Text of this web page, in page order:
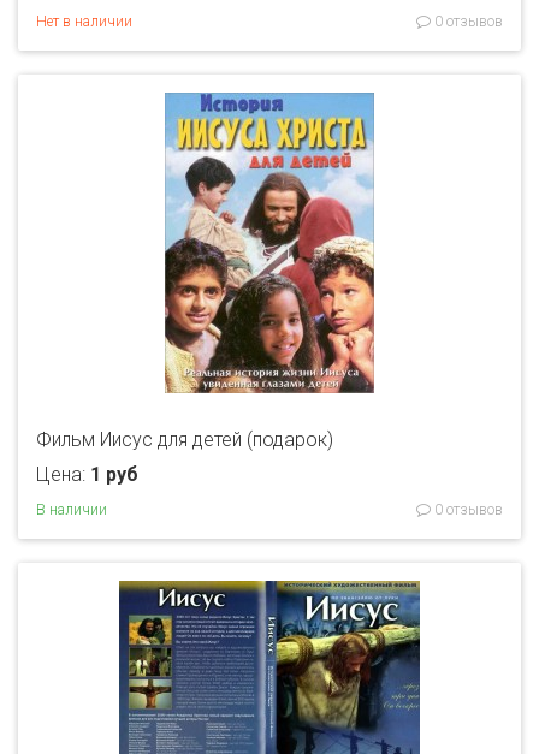
Нет в наличии 0 отзывов
Фильм Иисус для детей (подарок)
Цена: 1 руб
В наличии 0 отзывов